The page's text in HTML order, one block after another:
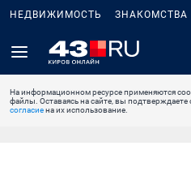
НЕДВИЖИМОСТЬ ЗНАКОМСТВА
На информационном ресурсе применяются
файлы. Оставаясь на сайте, вы подтверждаете
согласиена их использование.